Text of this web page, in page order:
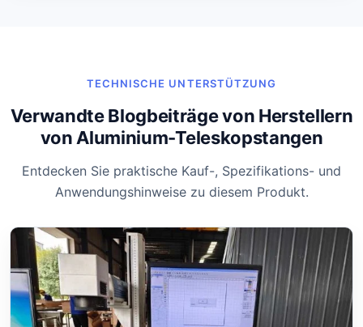
TECHNISCHE UNTERSTÜTZUNG
Verwandte Blogbeiträge von Herstellern
von Aluminium-Teleskopstangen
Entdecken Sie praktische Kauf-, Spezifikations- und
Anwendungshinweise zu diesem Produkt.